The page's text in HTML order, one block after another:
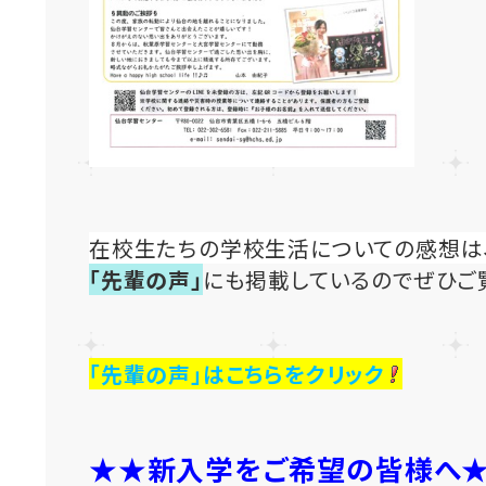
在校生たちの学校生活についての感想は
「先輩の声」にも掲載しているのでぜひご
「先輩の声」はこちらをクリック
★★新入学をご希望の皆様